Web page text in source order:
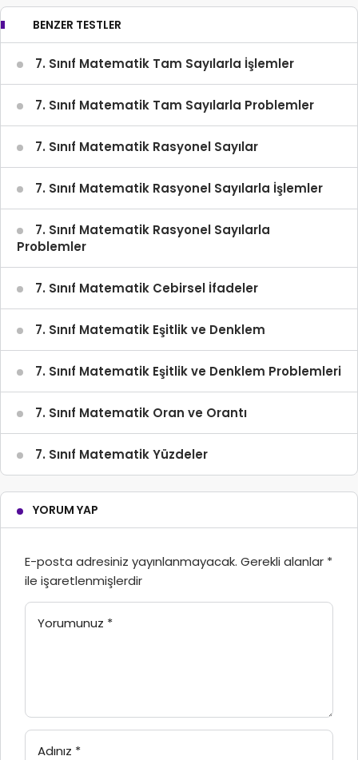
BENZER TESTLER
7. Sınıf Matematik Tam Sayılarla İşlemler
7. Sınıf Matematik Tam Sayılarla Problemler
7. Sınıf Matematik Rasyonel Sayılar
7. Sınıf Matematik Rasyonel Sayılarla İşlemler
7. Sınıf Matematik Rasyonel Sayılarla
Problemler
7. Sınıf Matematik Cebirsel İfadeler
7. Sınıf Matematik Eşitlik ve Denklem
7. Sınıf Matematik Eşitlik ve Denklem Problemleri
7. Sınıf Matematik Oran ve Orantı
7. Sınıf Matematik Yüzdeler
YORUM YAP
E-posta adresiniz yayınlanmayacak. Gerekli alanlar *
ile işaretlenmişlerdir
Yorumunuz *
Adınız *